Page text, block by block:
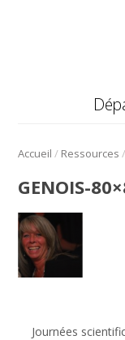
Accueil / Ressources /
Journées
GENOIS-